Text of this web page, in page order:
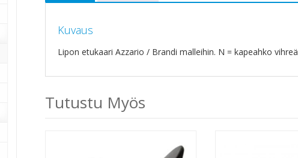
Kuvaus
Lipon etukaari Azzario / Brandi malleihin. N = kapeahko vihreä
Tutustu Myös